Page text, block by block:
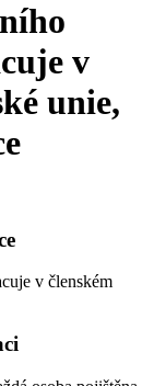
v
unie,
v členském